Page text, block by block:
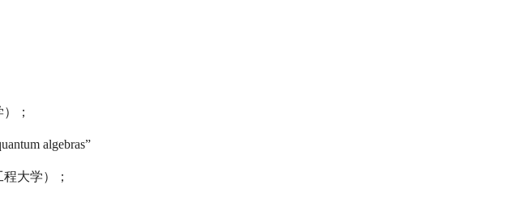
；
algebras”
大学）；